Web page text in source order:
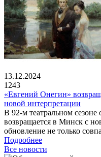
13.12.2024
1243
«Евгений Онегин»
новой интерпретации
В 92-м театральном
возвращается в Минск с
обновление не только
Подробнее
Все новости